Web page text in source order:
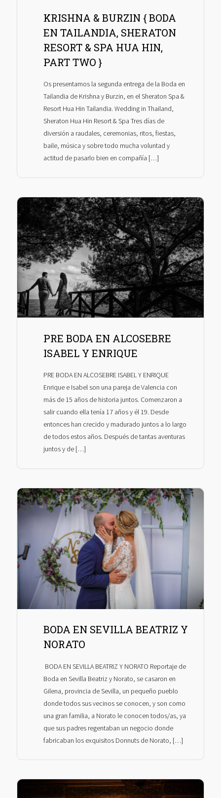
KRISHNA & BURZIN { BODA
EN TAILANDIA, SHERATON
RESORT & SPA HUA HIN,
PART TWO }
Os presentamos la segunda entrega de la Boda en
Tailandia de Krishna y Burzin, en el Sheraton Spa &
Resort Hua Hin Tailandia. Wedding in Thailand,
Sheraton Hua Hin Resort & Spa Tres días de
diversión a raudales, ceremonias, ritos, fiestas,
baile, música y sobre todo mucha voluntad y
actitud de pasarlo bien en compañía […]
PRE BODA EN ALCOSEBRE
ISABEL Y ENRIQUE
PRE BODA EN ALCOSEBRE ISABEL Y ENRIQUE
Enrique e Isabel son una pareja de Valencia con
más de 15 años de historia juntos. Comenzaron a
salir cuando ella tenía 17 años y él 19. Desde
entonces han crecido y madurado juntos a lo largo
de todos estos años. Después de tantas aventuras
juntos y de […]
BODA EN SEVILLA BEATRIZ Y
NORATO
BODA EN SEVILLA BEATRIZ Y NORATO Reportaje de
Boda en Sevilla Beatriz y Norato, se casaron en
Gilena, provincia de Sevilla, un pequeño pueblo
donde todos sus vecinos se conocen, y son como
una gran familia, a Norato le conocen todos/as, ya
que sus padres regentaban un negocio donde
fabricaban los exquisitos Donnuts de Norato, […]